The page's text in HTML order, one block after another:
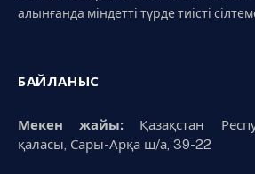
алынғанда міндетті түрде тиісті
БАЙЛАНЫС
Мекен жайы:Қазақстан
қаласы, Сары-Арқа ш/а, 39-22